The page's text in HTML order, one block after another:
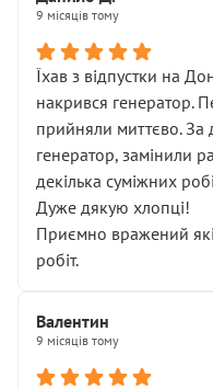
9 місяців тому
Їхав з відпустки на
накрився генератор.
прийняли миттєво. За
генератор, замінили
декілька суміжних
Дуже дякую хлопці!
Приємно вражений
робіт.
Валентин
9 місяців тому